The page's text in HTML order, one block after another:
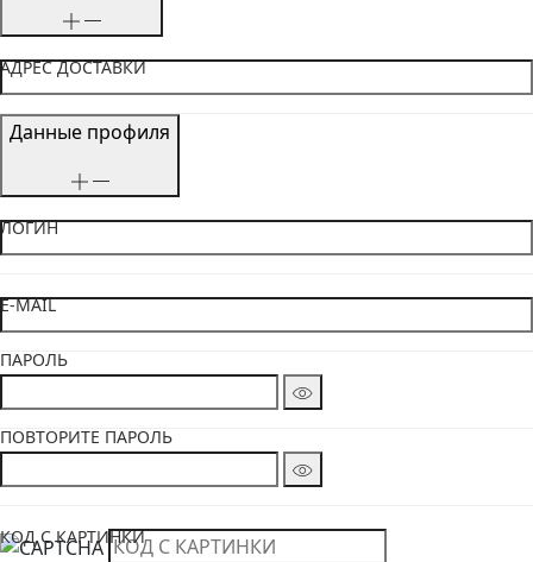
АДРЕС ДОСТАВКИ
Данные профиля
ЛОГИН
E-MAIL
ПАРОЛЬ
ПОВТОРИТЕ ПАРОЛЬ
КОД С КАРТИНКИ